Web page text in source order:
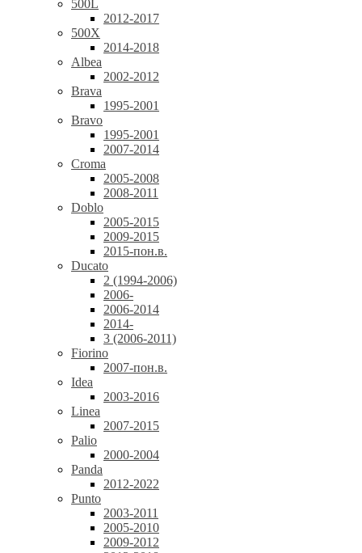
500L
2012-2017
500X
2014-2018
Albea
2002-2012
Brava
1995-2001
Bravo
1995-2001
2007-2014
Croma
2005-2008
2008-2011
Doblo
2005-2015
2009-2015
2015-пон.в.
Ducato
2 (1994-2006)
2006-
2006-2014
2014-
3 (2006-2011)
Fiorino
2007-пон.в.
Idea
2003-2016
Linea
2007-2015
Palio
2000-2004
Panda
2012-2022
Punto
2003-2011
2005-2010
2009-2012